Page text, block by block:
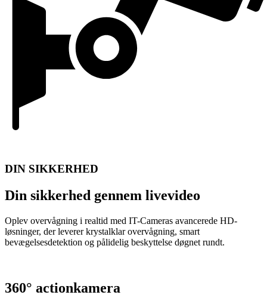
DIN SIKKERHED
Din sikkerhed gennem livevideo
Oplev overvågning i realtid med IT-Cameras avancerede HD-
løsninger, der leverer krystalklar overvågning, smart
bevægelsesdetektion og pålidelig beskyttelse døgnet rundt.
360° actionkamera